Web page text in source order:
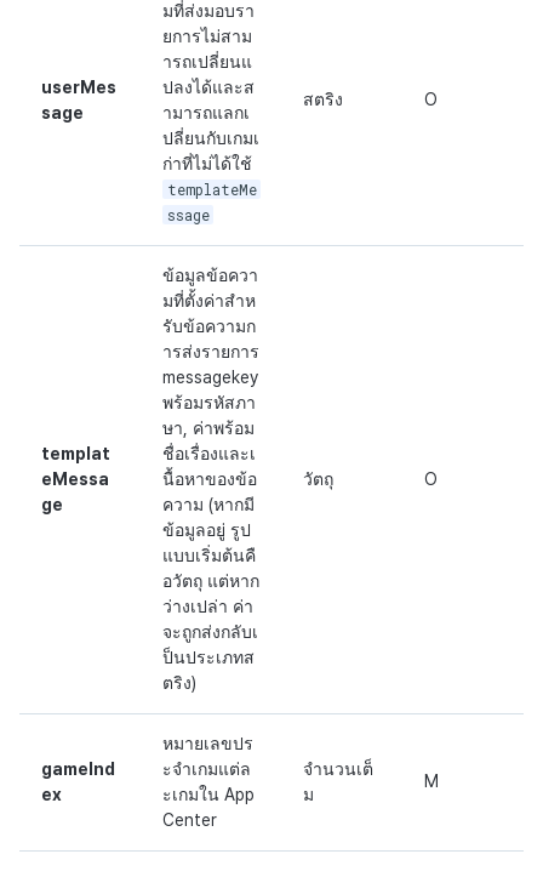
userMes
sage
มที่ส่งมอบรา
ยการไม่สาม
ารถเปลี่ยนแ
ปลงได้และส
ามารถแลกเ
ปลี่ยนกับเกมเ
ก่าที่ไม่ได้ใช้
templateMe
ssage
สตริง O
templat
eMessa
ge
ข้อมูลข้อควา
มที่ตั้งค่าสำห
รับข้อความก
ารส่งรายการ
messagekey
พร้อมรหัสภา
ษา, ค่าพร้อม
ชื่อเรื่องและเ
นื้อหาของข้อ
ความ (หากมี
ข้อมูลอยู่ รูป
แบบเริ่มต้นคื
อวัตถุ แต่หาก
ว่างเปล่า ค่า
จะถูกส่งกลับเ
ป็นประเภทส
ตริง)
วัตถุ O
gameInd
ex
หมายเลขปร
ะจำเกมแต่ล
ะเกมใน App
Center
จำนวนเต็
ม
M